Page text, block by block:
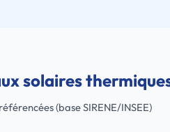
solaires
(base SIRENE/INSEE)